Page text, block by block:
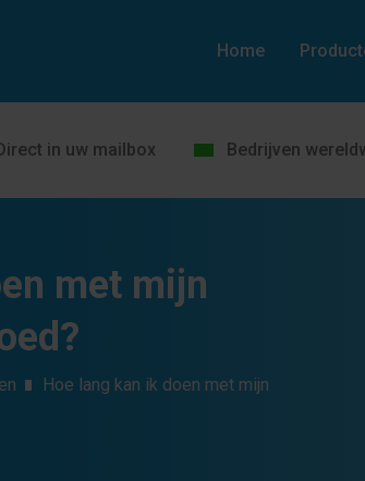
Home
in uw mailbox Bedrijven
met mijn
Hoe lang kan ik doen met mijn